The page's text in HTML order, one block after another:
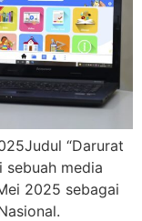
“Darurat
sebuah media
2025 sebagai